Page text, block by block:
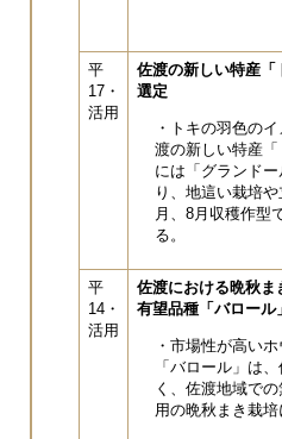
平
17・
活用
佐渡の新しい特産「
選定
・トキの羽色の
渡の新しい特産「
には「グランド
り、地這い栽培
月、8月収穫作型
る。
平
14・
活用
佐渡における晩秋ま
有望品種「バロール
・市場性が高い
「バロール」は
く、佐渡地域で
用の晩秋まき栽培